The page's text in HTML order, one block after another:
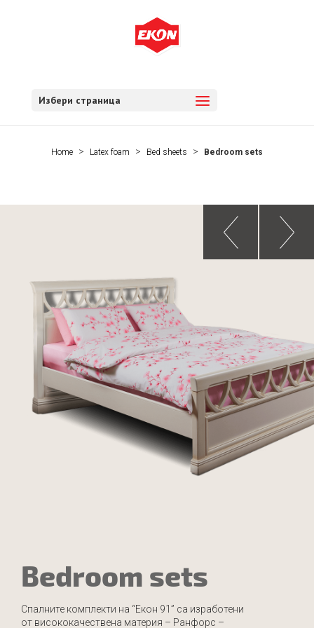
Избери страница
Home Latex foam Bed sheets Bedroom sets
Bedroom sets
Спалните комплекти на “Екон 91” са изработени
от висококачествена материя – Ранфорс –